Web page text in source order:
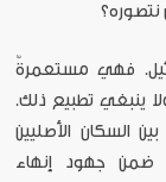
نتصوره؟
فهي مستعمرةٌ
ينبغي تطبيع ذلك.
السكان الأصليين
ضمن جهود إنهاء